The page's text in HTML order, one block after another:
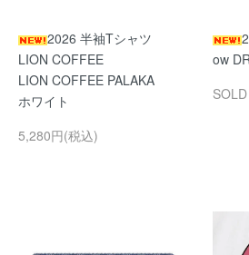
2026 半袖Tシャツ
LION COFFEE
LION COFFEE PALAKA
ホワイト
5,280円(税込)
ow